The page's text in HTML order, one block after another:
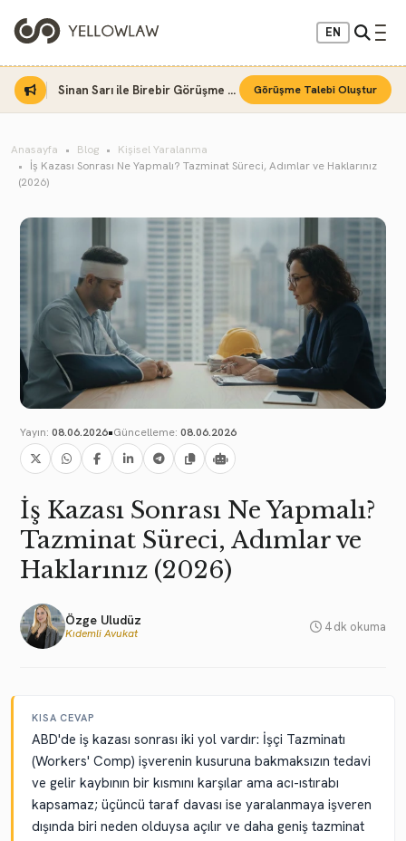
EN
Sinan Sarı ile Birebir Görüşme Fırsatı Görüşme Talebi Oluştur
Anasayfa Blog
Kişisel Yaralanma
İş Kazası Sonrası Ne Yapmalı? Tazminat Süreci, Adımlar ve Haklarınız
(2026)
Yayın: 08.06.2026•Güncelleme: 08.06.2026
İş Kazası Sonrası Ne Yapmalı?
Tazminat Süreci, Adımlar ve
Haklarınız (2026)
Özge Uludüz
Kıdemli Avukat 4 dk okuma
KISA CEVAP
ABD'de iş kazası sonrası iki yol vardır: İşçi Tazminatı
(Workers' Comp) işverenin kusuruna bakmaksızın tedavi
ve gelir kaybının bir kısmını karşılar ama acı-ıstırabı
kapsamaz; üçüncü taraf davası ise yaralanmaya işveren
dışında biri neden olduysa açılır ve daha geniş tazminat